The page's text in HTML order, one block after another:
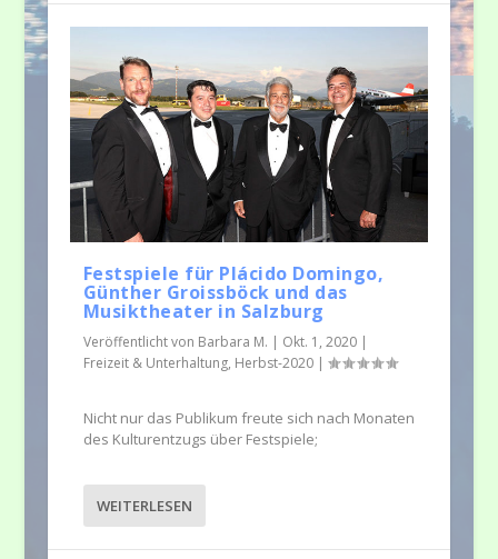
Festspiele für Plácido Domingo,
Günther Groissböck und das
Musiktheater in Salzburg
Veröffentlicht von Barbara M. | Okt. 1, 2020|
Freizeit & Unterhaltung, Herbst-2020|
Nicht nur das Publikum freute sich nach Monaten
des Kulturentzugs über Festspiele;
WEITERLESEN